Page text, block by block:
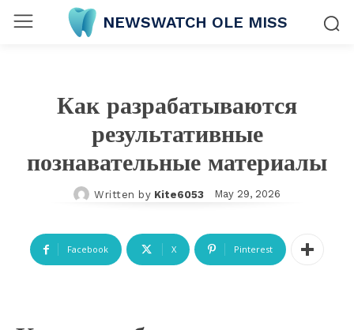
NEWSWATCH OLE MISS
Как разрабатываются
результативные
познавательные материалы
Written by Kite6053 May 29, 2026
Facebook X Pinterest